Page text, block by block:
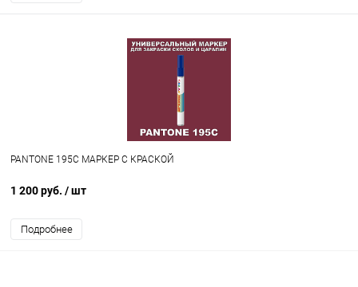
PANTONE 195C МАРКЕР С КРАСКОЙ
1 200 руб. / шт
Подробнее